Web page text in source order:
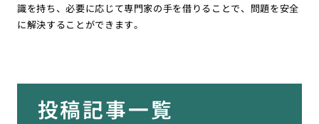
識を持ち、必要に応じて専門家の手を借りることで、問題を安全
に解決することができます。
投稿記事一覧